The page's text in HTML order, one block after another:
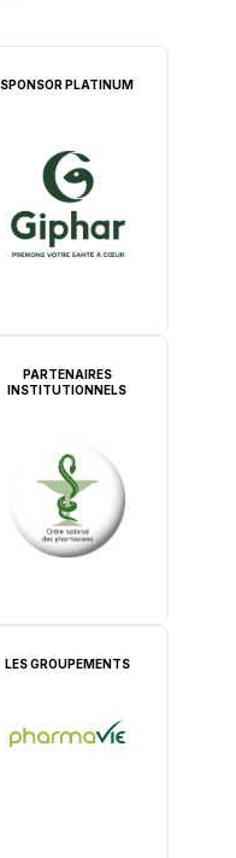
SPONSOR PLATINUM
PARTENAIRES
INSTITUTIONNELS
LES GROUPEMENTS